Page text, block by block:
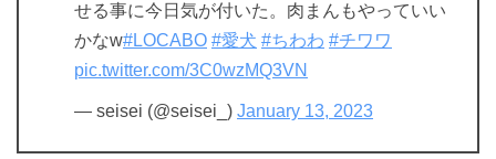
せる事に今日気が付いた。肉まんもやっていい
かなw#LOCABO #愛犬 #ちわわ #チワワ
pic.twitter.com/3C0wzMQ3VN
— seisei (@seisei_) January 13, 2023